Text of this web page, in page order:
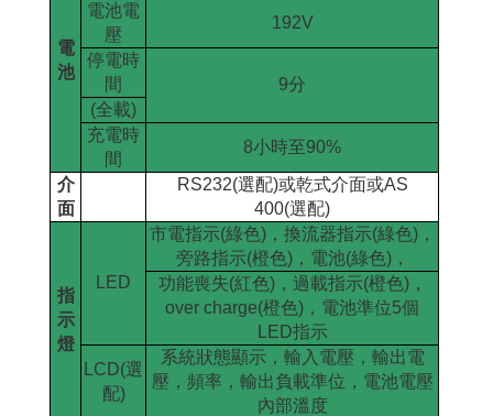
電
池
電池電
壓
192V
停電時
間
9分
(全載)
充電時
間
8小時至90%
介
面
RS232(選配)或乾式介面或AS
400(選配)
指
示
燈
LED
市電指示(綠色)，換流器指示(綠色)，
旁路指示(橙色)，電池(綠色)，
功能喪失(紅色)，過載指示(橙色)，
over charge(橙色) ，電池準位5個
LED指示
LCD(選
配)
系統狀態顯示，輸入電壓，輸出電
壓，頻率，輸出負載準位，電池電壓
內部溫度